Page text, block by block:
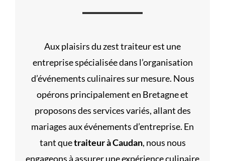
Aux plaisirs du zest traiteur est une
entreprise spécialisée dans l’organisation
d’événements culinaires sur mesure. Nous
opérons principalement en Bretagne et
proposons des services variés, allant des
mariages aux événements d’entreprise. En
tant quetraiteur à Caudan, nous nous
engageons à assurer une expérience culinaire